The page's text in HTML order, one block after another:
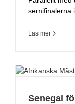
semifinalerna
Läs mer
Senegal